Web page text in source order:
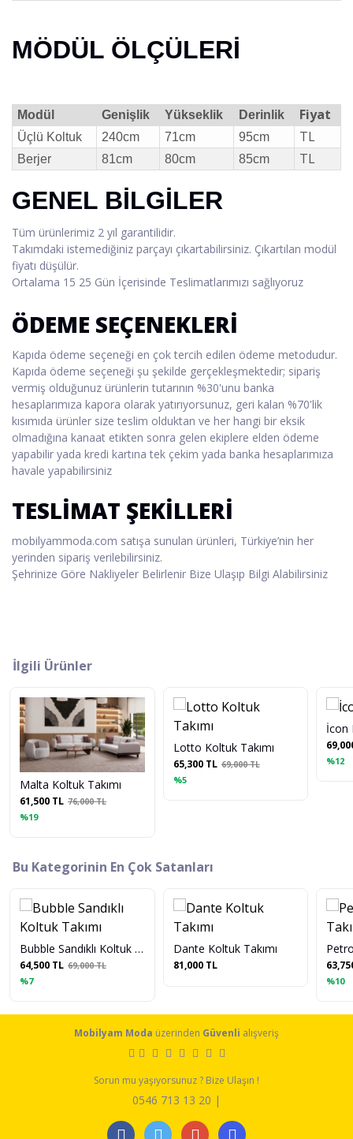
MÖDÜL ÖLÇÜLERİ
Modül Genişlik Yükseklik Derinlik Fiyat
Üçlü Koltuk 240cm 71cm 95cm TL
Berjer 81cm 80cm 85cm TL
GENEL BİLGİLER
Tüm ürünlerimiz 2 yıl garantilidir.
Takımdaki istemediğiniz parçayı çıkartabilirsiniz. Çıkartılan modül
fiyatı düşülür.
Ortalama 15 25 Gün İçerisinde Teslimatlarımızı sağlıyoruz
ÖDEME SEÇENEKLERİ
Kapıda ödeme seçeneği en çok tercih edilen ödeme metodudur.
Kapıda ödeme seçeneği şu şekilde gerçekleşmektedir; sipariş
vermiş olduğunuz ürünlerin tutarının %30'unu banka
hesaplarımıza kapora olarak yatırıyorsunuz, geri kalan %70'lik
kısımıda ürünler size teslim olduktan ve her hangi bir eksik
olmadığına kanaat etikten sonra gelen ekiplere elden ödeme
yapabilir yada kredi kartına tek çekim yada banka hesaplarımıza
havale yapabilirsiniz
TESLİMAT ŞEKİLLERİ
mobilyammoda.com satışa sunulan ürünleri, Türkiye’nin her
yerinden sipariş verilebilirsiniz.
Şehrinize Göre Nakliyeler Belirlenir Bize Ulaşıp Bilgi Alabilirsiniz
İlgili Ürünler
Malta Koltuk Takımı
61,500 TL 76,000 TL
%19
Lotto Koltuk Takımı
65,300 TL 69,000 TL
%5
İcon
%12
Bu Kategorinin En Çok Satanları
Bubble Sandıklı Koltuk Takımı
64,500 TL 69,000 TL
%7
Dante Koltuk Takımı
81,000 TL
%10
Mobilyam Moda üzerinden Güvenli alışveriş
Sorun mu yaşıyorsunuz ? Bize Ulaşın !
0546 713 13 20 |